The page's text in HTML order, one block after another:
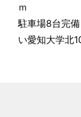
ｍ
駐車場8台完
い愛知大学北